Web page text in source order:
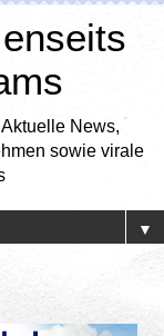
News,
sowie virale
▼